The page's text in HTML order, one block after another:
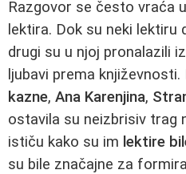
Razgovor se često vraća
lektira. Dok su neki lektiru
drugi su u njoj pronalazili
ljubavi prema književnosti.
kazne, Ana Karenjina,
ostavila su neizbrisiv trag
ističu kako su im lektire
su bile značajne za